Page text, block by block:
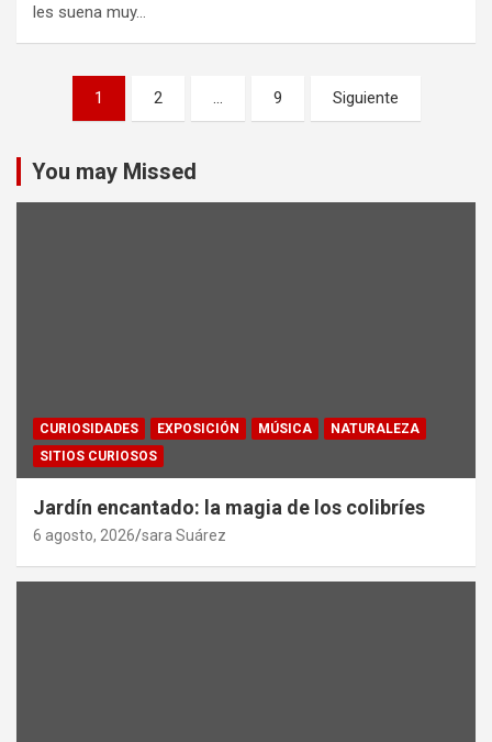
les suena muy…
Paginación
entradas
1 2 … 9 Siguiente
You may Missed
CURIOSIDADES EXPOSICIÓN MÚSICA
NATURALEZA
SITIOS CURIOSOS
Jardín encantado: la magia de los colibríes
6 agosto, 2026 sara Suárez